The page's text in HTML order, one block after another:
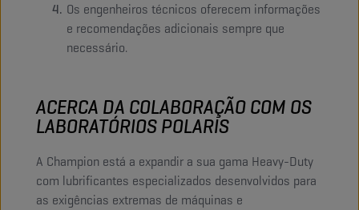
Os engenheiros técnicos oferecem informações
e recomendações adicionais sempre que
necessário.
ACERCA DA COLABORAÇÃO COM OS
LABORATÓRIOS POLARIS
A Champion está a expandir a sua gama Heavy-Duty
com lubrificantes especializados desenvolvidos para
as exigências extremas de máquinas e